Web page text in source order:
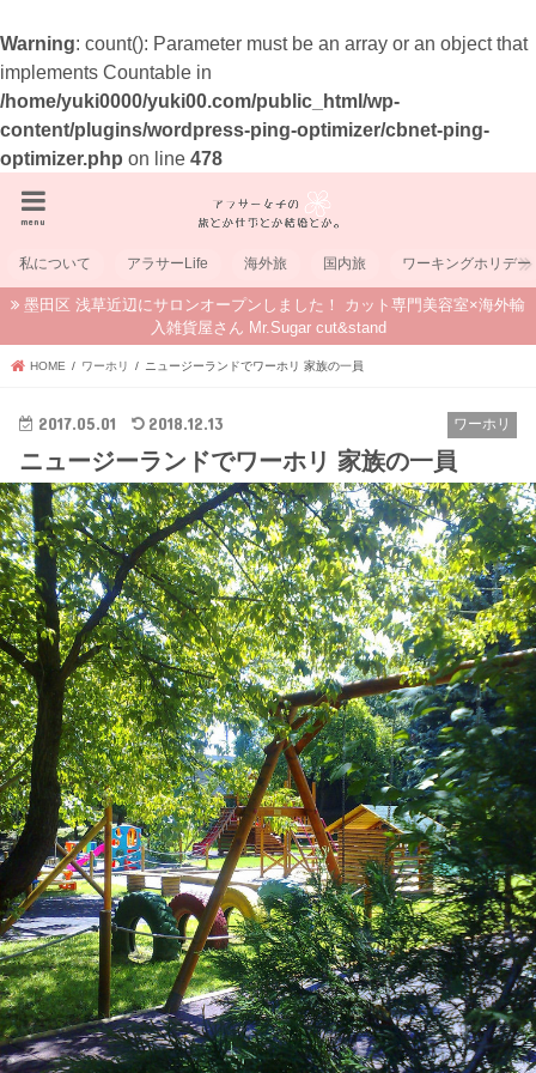
Warning: count(): Parameter must be an array or an object that
implements Countable in
/home/yuki0000/yuki00.com/public_html/wp-
content/plugins/wordpress-ping-optimizer/cbnet-ping-
optimizer.php on line 478
menu
私について アラサーLife 海外旅 国内旅 ワーキングホリデー
墨田区 浅草近辺にサロンオープンしました！ カット専門美容室×海外輸
入雑貨屋さん Mr.Sugar cut&stand
HOME ワーホリ ニュージーランドでワーホリ 家族の一員
ワーホリ
2017.05.01 2018.12.13
ニュージーランドでワーホリ 家族の一員